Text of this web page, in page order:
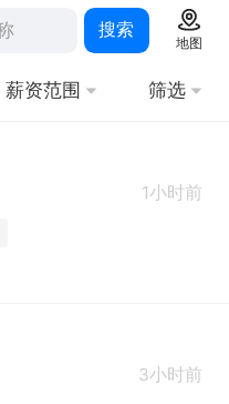
搜索
地图
薪资范围 筛选
1小时前
3小时前